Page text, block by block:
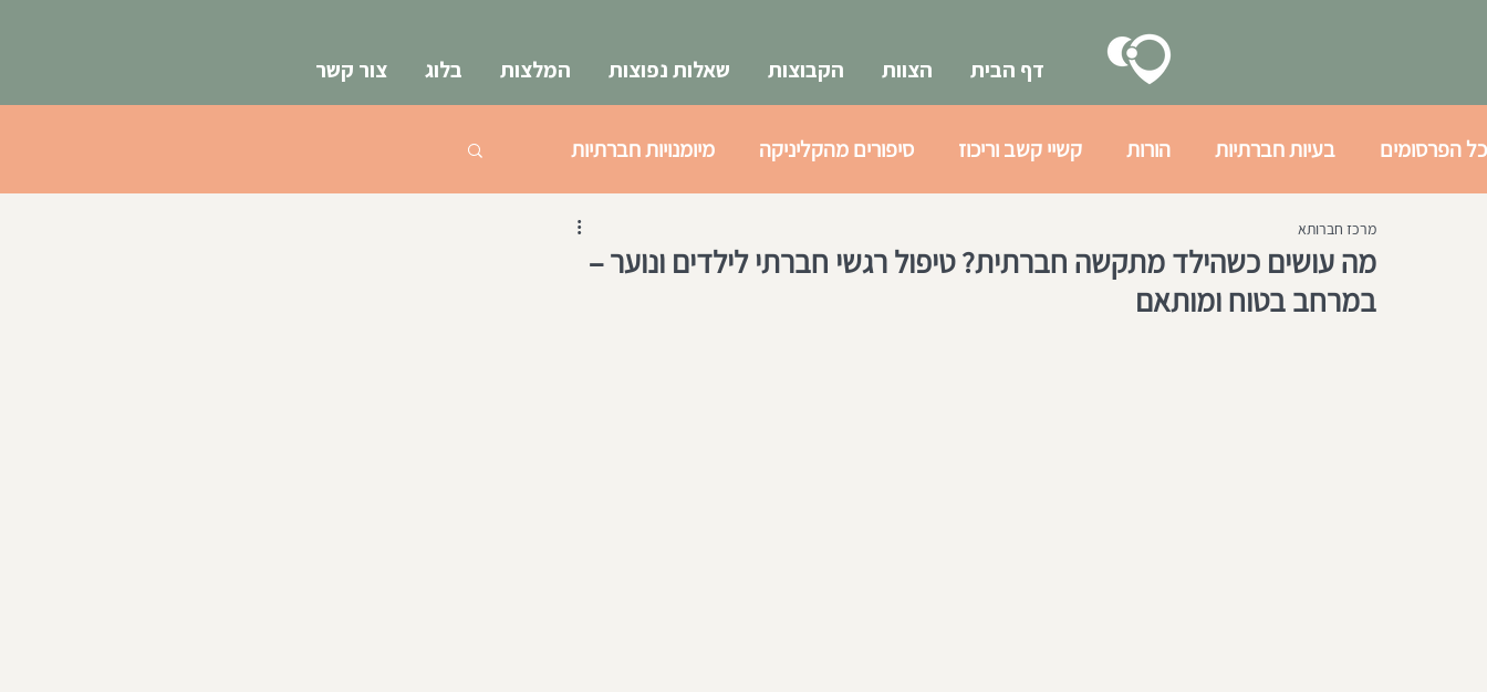
דף הבית הצוות הקבוצות שאלות נפוצות המלצות בלוג צור קשר
כל הפרסומים בעיות חברתיות הורות קשיי קשב וריכוז סיפורים מהקליניקה מיומנויות חברתיות
בעיות רגשיות
מה עושים כשהילד מתקשה חברתית? טיפול רגשי חברתי לילדים ונוער –
במרחב בטוח ומותאם
מרכז חברותא